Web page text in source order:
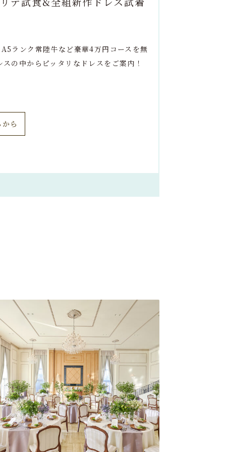
ランク常陸牛など豪華4万円コースを無
の中からピッタリなドレスをご案内！
ら